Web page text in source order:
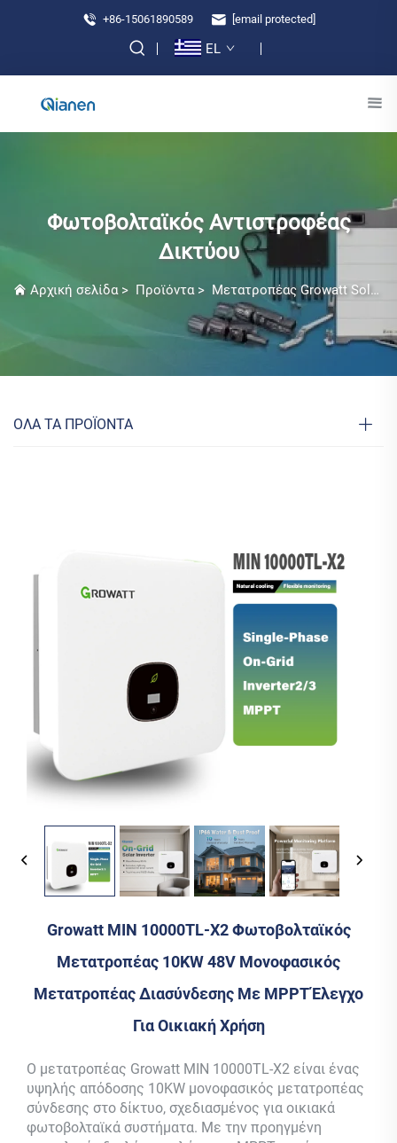
+86-15061890589 [email protected]
EL
Φωτοβολταϊκός Αντιστροφέας
Δικτύου
Αρχική σελίδα> Προϊόντα> Μετατροπέας Growatt Solar
ΟΛΑ ΤΑ ΠΡΟΪΟΝΤΑ
Growatt MIN 10000TL-X2 Φωτοβολταϊκός
Μετατροπέας 10KW 48V Μονοφασικός
Μετατροπέας Διασύνδεσης Με MPPT Έλεγχο
Για Οικιακή Χρήση
Ο μετατροπέας Growatt MIN 10000TL-X2 είναι ένας
υψηλής απόδοσης 10KW μονοφασικός μετατροπέας
σύνδεσης στο δίκτυο, σχεδιασμένος για οικιακά
φωτοβολταϊκά συστήματα. Με την προηγμένη